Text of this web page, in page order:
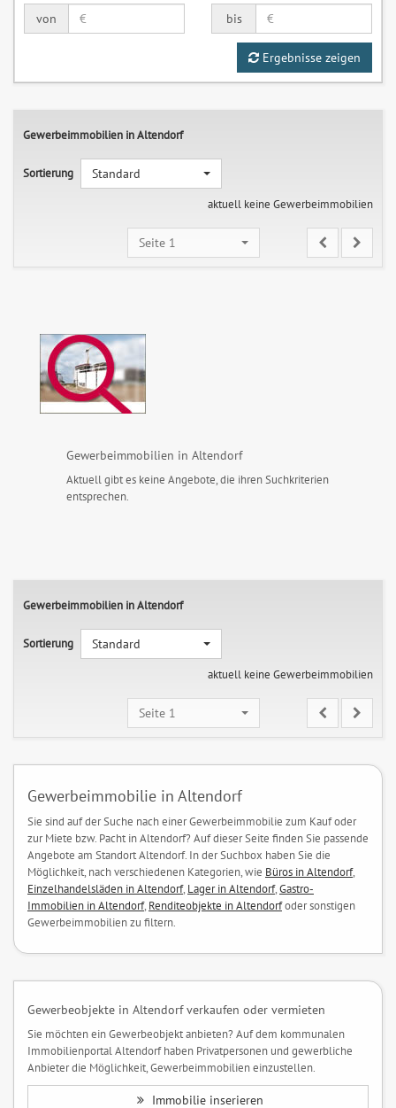
von
bis
Ergebnisse zeigen
Gewerbeimmobilien in Altendorf
Sortierung
Standard
aktuell keine Gewerbeimmobilien
Seite 1
Gewerbeimmobilien in Altendorf
Aktuell gibt es keine Angebote, die ihren Suchkriterien
entsprechen.
Gewerbeimmobilien in Altendorf
Sortierung
Standard
aktuell keine Gewerbeimmobilien
Seite 1
Gewerbeimmobilie in Altendorf
Sie sind auf der Suche nach einer Gewerbeimmobilie zum Kauf oder
zur Miete bzw. Pacht in Altendorf? Auf dieser Seite finden Sie passende
Angebote am Standort Altendorf. In der Suchbox haben Sie die
Möglichkeit, nach verschiedenen Kategorien, wie Büros in Altendorf,
Einzelhandelsläden in Altendorf, Lager in Altendorf,Gastro-
Immobilien in Altendorf, Renditeobjekte in Altendorfoder sonstigen
Gewerbeimmobilien zu filtern.
Gewerbeobjekte in Altendorf verkaufen oder vermieten
Sie möchten ein Gewerbeobjekt anbieten? Auf dem kommunalen
Immobilienportal Altendorf haben Privatpersonen und gewerbliche
Anbieter die Möglichkeit, Gewerbeimmobilien einzustellen.
Immobilie inserieren